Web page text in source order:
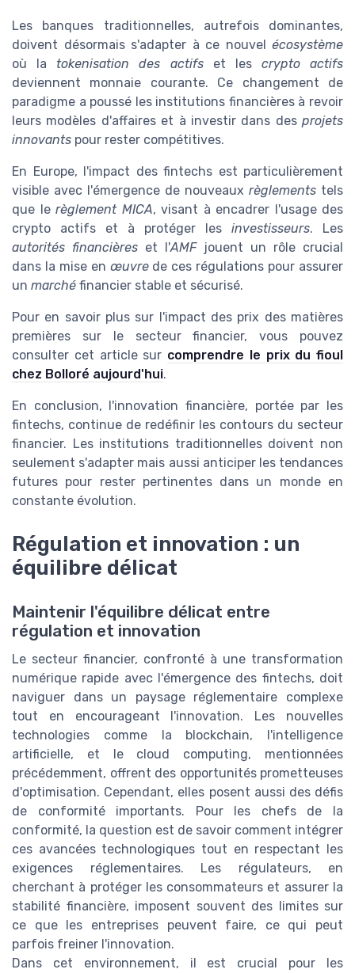
Les banques traditionnelles, autrefois dominantes,
doivent désormais s'adapter à ce nouvel écosystème
où la tokenisation des actifset les crypto actifs
deviennent monnaie courante. Ce changement de
paradigme a poussé les institutions financières à revoir
leurs modèles d'affaires et à investir dans des projets
innovants pour rester compétitives.
En Europe, l'impact des fintechs est particulièrement
visible avec l'émergence de nouveaux règlements tels
que le règlement MICA, visant à encadrer l'usage des
crypto actifs et à protéger les investisseurs. Les
autorités financières et l'AMFjouent un rôle crucial
dans la mise en œuvrede ces régulations pour assurer
un marché financier stable et sécurisé.
Pour en savoir plus sur l'impact des prix des matières
premières sur le secteur financier, vous pouvez
consulter cet article sur comprendre le prix du fioul
chez Bolloré aujourd'hui.
En conclusion, l'innovation financière, portée par les
fintechs, continue de redéfinir les contours du secteur
financier. Les institutions traditionnelles doivent non
seulement s'adapter mais aussi anticiper les tendances
futures pour rester pertinentes dans un monde en
constante évolution.
Régulation et innovation : un
équilibre délicat
Maintenir l'équilibre délicat entre
régulation et innovation
Le secteur financier, confronté à une transformation
numérique rapide avec l'émergence des fintechs, doit
naviguer dans un paysage réglementaire complexe
tout en encourageant l'innovation. Les nouvelles
technologies comme la blockchain, l'intelligence
artificielle, et le cloud computing, mentionnées
précédemment, offrent des opportunités prometteuses
d'optimisation. Cependant, elles posent aussi des défis
de conformité importants. Pour les chefs de la
conformité, la question est de savoir comment intégrer
ces avancées technologiques tout en respectant les
exigences réglementaires. Les régulateurs, en
cherchant à protéger les consommateurs et assurer la
stabilité financière, imposent souvent des limites sur
ce que les entreprises peuvent faire, ce qui peut
parfois freiner l'innovation.
Dans cet environnement, il est crucial pour les